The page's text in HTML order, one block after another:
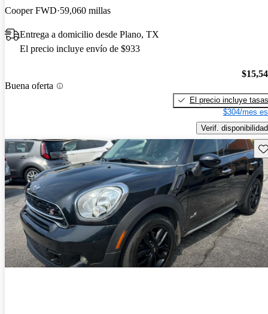
Cooper FWD 59,060 millas
Entrega a domicilio desde Plano, TX
El precio incluye envío de $933
Buena oferta
El precio incluye tasas
$304/mes
Verif. disponibilidad